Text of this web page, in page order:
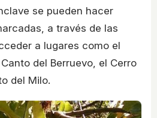
se pueden hacer
a través de las
a lugares como el
del Berruevo, el Cerro
del Milo.